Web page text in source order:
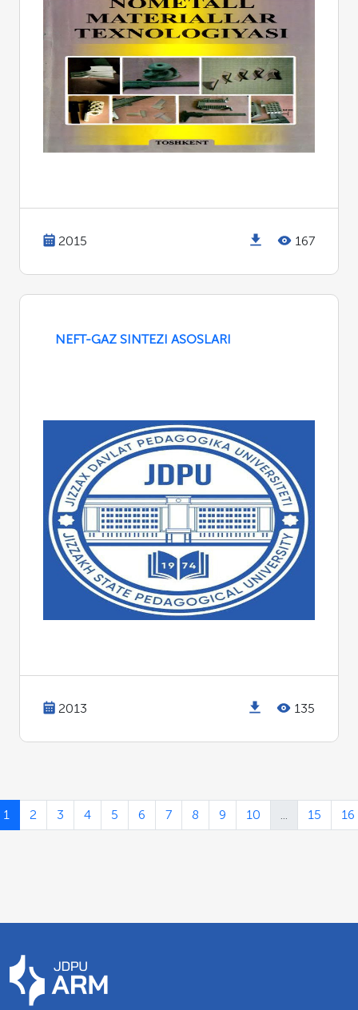
2015 167
NEFT-GAZ SINTEZI ASOSLARI
2013 135
1 2 3 4 5 6 7 8 9 10 ... 15 16